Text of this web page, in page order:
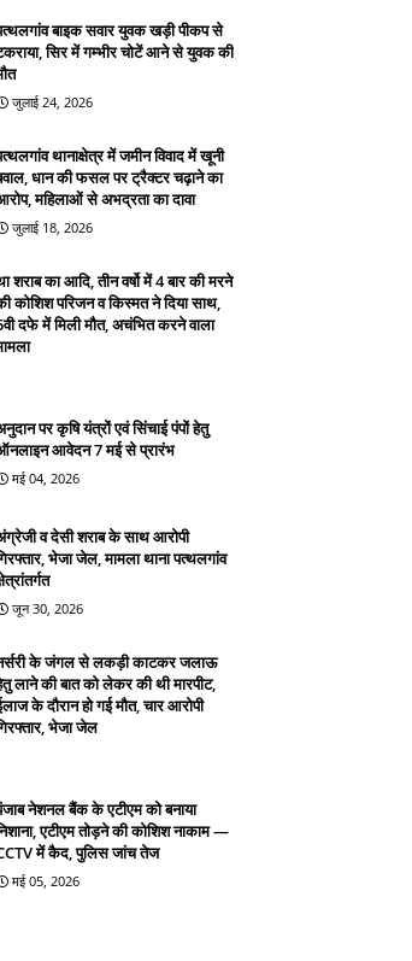
बाइक सवार युवक खड़ी पीकप से
सिर में गम्भीर चोटें आने से युवक की
जुलाई 24, 2026
थानाक्षेत्र में जमीन विवाद में खूनी
धान की फसल पर ट्रैक्टर चढ़ाने का
महिलाओं से अभद्रता का दावा
जुलाई 18, 2026
शराब का आदि, तीन वर्षो में 4 बार की मरने
कोशिश परिजन व किस्मत ने दिया साथ,
दफे में मिली मौत, अचंभित करने वाला
पर कृषि यंत्रों एवं सिंचाई पंपों हेतु
आवेदन 7 मई से प्रारंभ
मई 04, 2026
व देसी शराब के साथ आरोपी
भेजा जेल, मामला थाना पत्थलगांव
जून 30, 2026
के जंगल से लकड़ी काटकर जलाऊ
लाने की बात को लेकर की थी मारपीट,
के दौरान हो गई मौत, चार आरोपी
भेजा जेल
नेशनल बैंक के एटीएम को बनाया
एटीएम तोड़ने की कोशिश नाकाम —
में कैद, पुलिस जांच तेज
मई 05, 2026